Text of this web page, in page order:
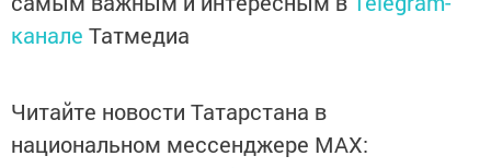
канале Татмедиа
Читайте новости Татарстана в
национальном мессенджере MАХ: